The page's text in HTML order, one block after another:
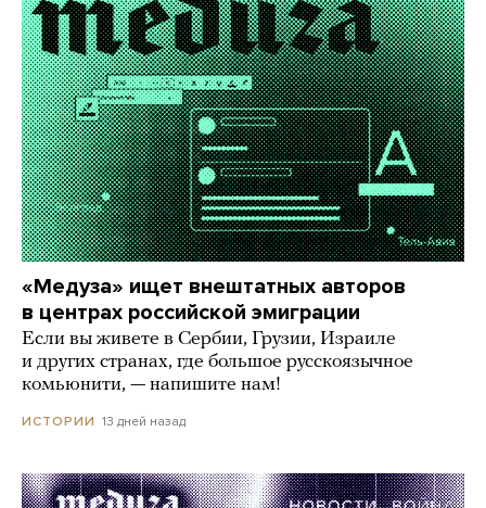
«Медуза» ищет внештатных авторов
в центрах российской эмиграции
Если вы живете в Сербии, Грузии, Израиле
и других странах, где большое русскоязычное
комьюнити, — напишите нам!
ИСТОРИИ 13 дней назад